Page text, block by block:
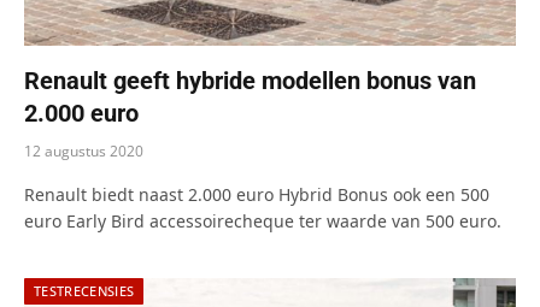
Renault geeft hybride modellen bonus van
2.000 euro
12 augustus 2020
Renault biedt naast 2.000 euro Hybrid Bonus ook een 500
euro Early Bird accessoirecheque ter waarde van 500 euro.
TESTRECENSIES